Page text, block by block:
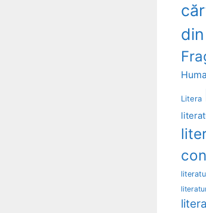
Litera